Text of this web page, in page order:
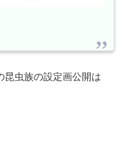
昆虫族の設定画公開は